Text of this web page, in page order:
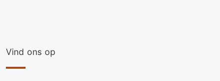
Vind ons op